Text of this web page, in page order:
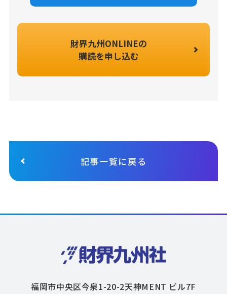
財界九州ONLINEの
購読を申し込む
記事一覧に戻る
福岡市中央区今泉1-20-2天神MENT ビル7F